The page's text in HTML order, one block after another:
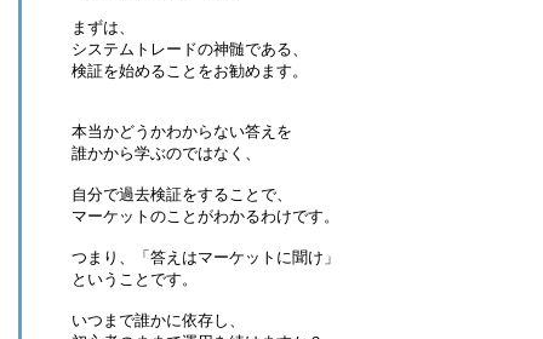
まずは、
システムトレードの神髄である、
検証を始めることをお勧めます。
本当かどうかわからない答えを
誰かから学ぶのではなく、
自分で過去検証をすることで、
マーケットのことがわかるわけです。
つまり、「答えはマーケットに聞け」
ということです。
いつまで誰かに依存し、